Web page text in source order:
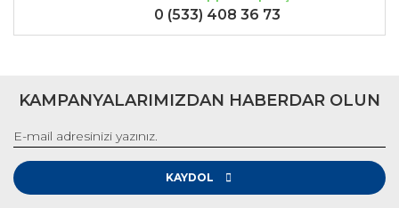
0 (533) 408 36 73
KAMPANYALARIMIZDAN HABERDAR OLUN
KAYDOL